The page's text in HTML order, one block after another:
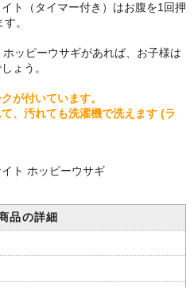
ト（タイマー付き）はお腹を1回押
。
ッピーウサギがあれば、お子様は
ょう。
が付いています。
、汚れても洗濯機で洗えます (ラ
品の詳細